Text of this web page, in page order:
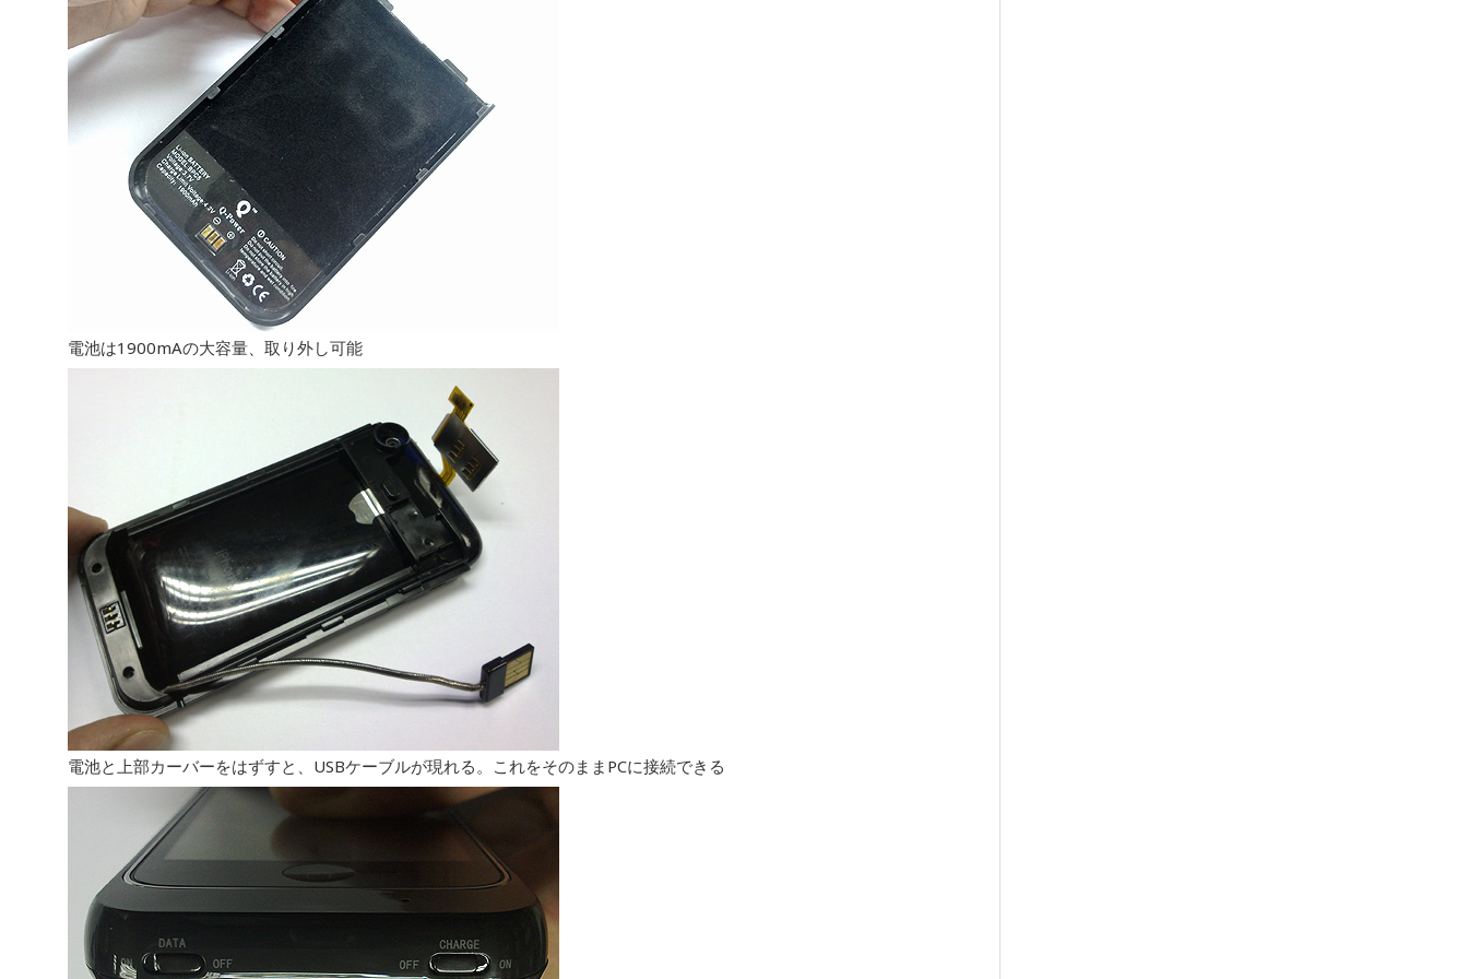
電池は1900mAの大容量、取り外し可能
電池と上部カーバーをはずすと、USBケーブルが現れる。これをそのままPCに接続できる